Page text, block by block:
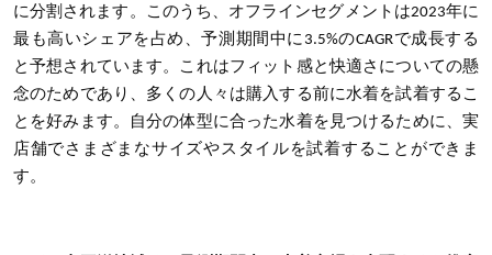
に分割されます。このうち、オフラインセグメントは2023年に
最も高いシェアを占め、予測期間中に3.5%のCAGRで成長する
と予想されています。これはフィット感と快適さについての懸
念のためであり、多くの人々は購入する前に水着を試着するこ
とを好みます。自分の体型に合った水着を見つけるために、実
店舗でさまざまなサイズやスタイルを試着することができま
す。